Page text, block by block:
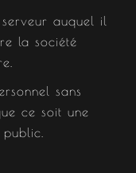
auquel il
la société
sans
ce soit une